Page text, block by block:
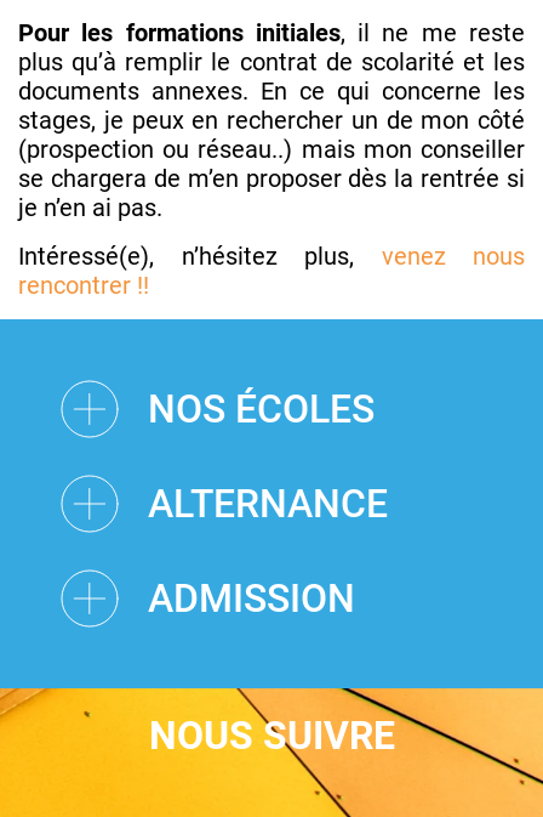
Pour les formations initiales, il ne me reste
plus qu’à remplir le contrat de scolarité et les
documents annexes. En ce qui concerne les
stages, je peux en rechercher un de mon côté
(prospection ou réseau..) mais mon conseiller
se chargera de m’en proposer dès la rentrée si
je n’en ai pas.
Intéressé(e), n’hésitez plus, venez nous
rencontrer !!
NOS ÉCOLES
ALTERNANCE
ADMISSION
NOUS SUIVRE